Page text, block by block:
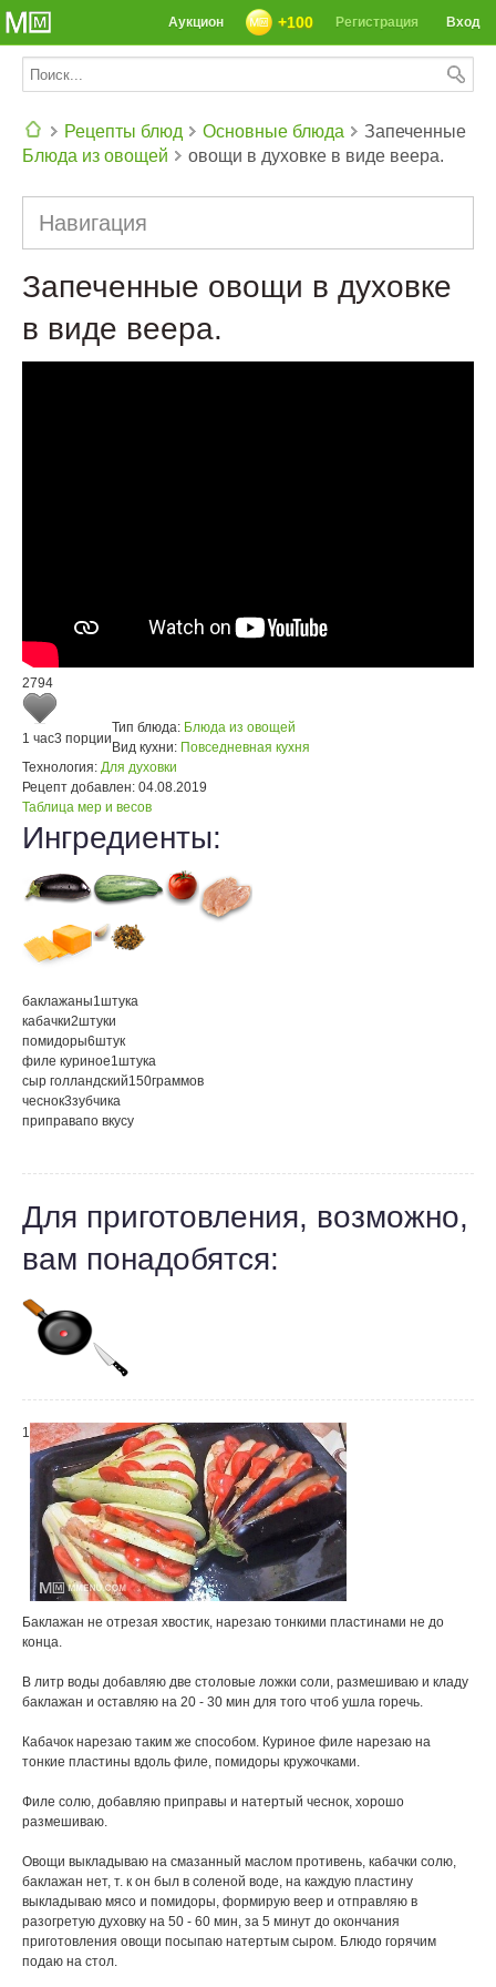
Вход
Регистрация
+100
Аукцион
Рецепты блюд
Основные блюда
Блюда из овощей
Запеченные
овощи в духовке в виде веера.
Навигация
Запеченные овощи в духовке
в виде веера.
2794
1 час3 порции
Тип блюда: Блюда из овощей
Вид кухни: Повседневная кухня
Технология: Для духовки
Рецепт добавлен: 04.08.2019
Таблица мер и весов
Ингредиенты:
баклажаны1штука
кабачки2штуки
помидоры6штук
филе куриное1штука
сыр голландский150граммов
чеснок3зубчика
приправапо вкусу
Для приготовления, возможно,
вам понадобятся:
1
Баклажан не отрезая хвостик, нарезаю тонкими пластинами не до
конца.
В литр воды добавляю две столовые ложки соли, размешиваю и кладу
баклажан и оставляю на 20 - 30 мин для того чтоб ушла горечь.
Кабачок нарезаю таким же способом. Куриное филе нарезаю на
тонкие пластины вдоль филе, помидоры кружочками.
Филе солю, добавляю приправы и натертый чеснок, хорошо
размешиваю.
Овощи выкладываю на смазанный маслом противень, кабачки солю,
баклажан нет, т. к он был в соленой воде, на каждую пластину
выкладываю мясо и помидоры, формирую веер и отправляю в
разогретую духовку на 50 - 60 мин, за 5 минут до окончания
приготовления овощи посыпаю натертым сыром. Блюдо горячим
подаю на стол.